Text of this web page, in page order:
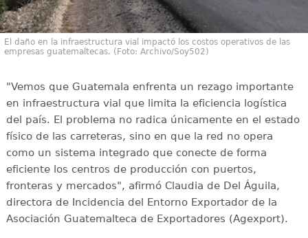
El daño en la infraestructura vial impactó los costos operativos de las
empresas guatemaltecas. (Foto: Archivo/Soy502)
"Vemos que Guatemala enfrenta un rezago importante
en infraestructura vial que limita la eficiencia logística
del país. El problema no radica únicamente en el estado
físico de las carreteras, sino en que la red no opera
como un sistema integrado que conecte de forma
eficiente los centros de producción con puertos,
fronteras y mercados", afirmó Claudia de Del Águila,
directora de Incidencia del Entorno Exportador de la
Asociación Guatemalteca de Exportadores (Agexport).